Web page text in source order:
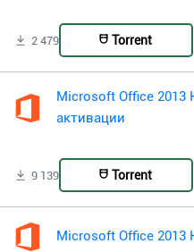
2 479 Torrent
Microsoft Office
активации
9 139 Torrent
Microsoft Office 2013